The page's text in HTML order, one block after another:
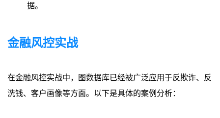
据。
金融风控实战
在金融风控实战中，图数据库已经被广泛应用于反欺诈、反
洗钱、客户画像等方面。以下是具体的案例分析：